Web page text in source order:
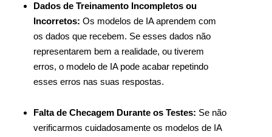
Dados de Treinamento Incompletos ou
Incorretos: Os modelos de IA aprendem com
os dados que recebem. Se esses dados não
representarem bem a realidade, ou tiverem
erros, o modelo de IA pode acabar repetindo
esses erros nas suas respostas.
Falta de Checagem Durante os Testes: Se não
verificarmos cuidadosamente os modelos de IA